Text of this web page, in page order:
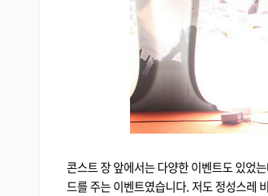
콘스트 장 앞에서는 다양한 이벤트도 있었
드를 주는 이벤트였습니다. 저도 정성스레